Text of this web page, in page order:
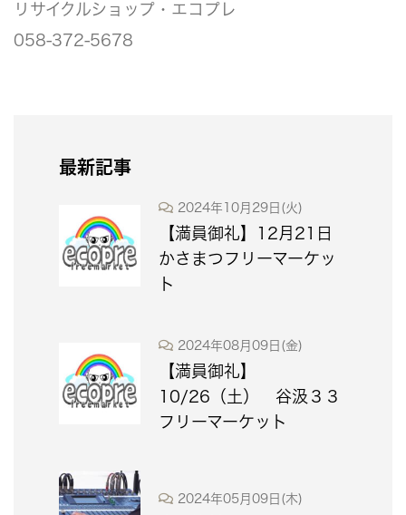
リサイクルショップ・エコプレ
058-372-5678
最新記事
2024年10月29日(火)
【満員御礼】12月21日
かさまつフリーマーケッ
ト
2024年08月09日(金)
【満員御礼】
10/26（土） 谷汲３３
フリーマーケット
2024年05月09日(木)